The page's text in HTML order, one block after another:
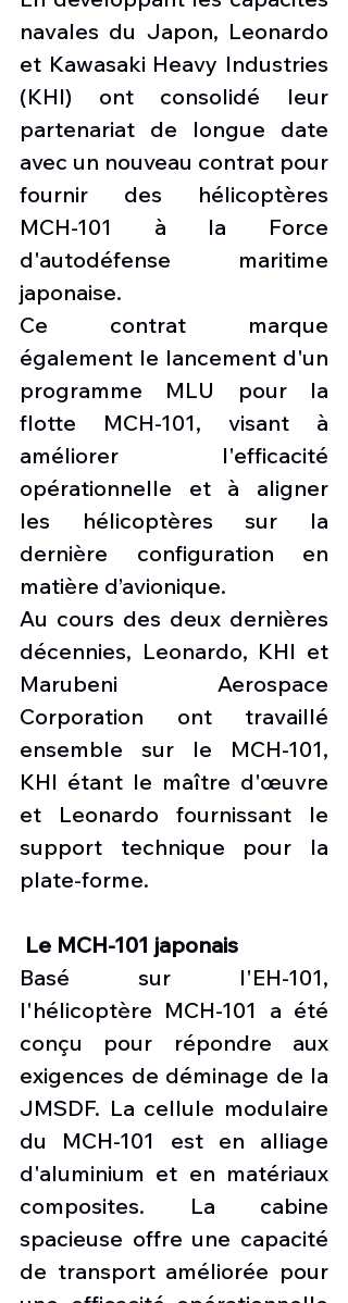
navales du Japon, Leonardo
et Kawasaki Heavy Industries
(KHI) ont consolidé leur
partenariat de longue date
avec un nouveau contrat pour
fournir des hélicoptères
MCH-101 à la Force
d'autodéfense maritime
japonaise.
Ce contrat marque
également le lancement d'un
programme MLU pour la
flotte MCH-101, visant à
améliorer l'efficacité
opérationnelle et à aligner
les hélicoptères sur la
dernière configuration en
matière d’avionique.
Au cours des deux dernières
décennies, Leonardo, KHI et
Marubeni Aerospace
Corporation ont travaillé
ensemble sur le MCH-101,
KHI étant le maître d'œuvre
et Leonardo fournissant le
support technique pour la
plate-forme.
Le MCH-101 japonais
Basé sur l'EH-101,
l'hélicoptère MCH-101 a été
conçu pour répondre aux
exigences de déminage de la
JMSDF. La cellule modulaire
du MCH-101 est en alliage
d'aluminium et en matériaux
composites. La cabine
spacieuse offre une capacité
de transport améliorée pour